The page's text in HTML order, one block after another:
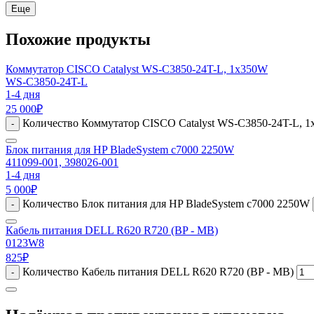
Еще
Похожие продукты
Коммутатор CISCO Catalyst WS-C3850-24T-L, 1x350W
WS-C3850-24T-L
1-4 дня
25 000₽
- Количество Коммутатор CISCO Catalyst WS-C3850-24T-L,
Блок питания для HP BladeSystem с7000 2250W
411099-001, 398026-001
1-4 дня
5 000₽
- Количество Блок питания для HP BladeSystem с7000 2250W
Кабель питания DELL R620 R720 (BP - MB)
0123W8
825₽
- Количество Кабель питания DELL R620 R720 (BP - MB)